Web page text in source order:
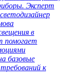
Эксперт
в
помогает
базовые
к